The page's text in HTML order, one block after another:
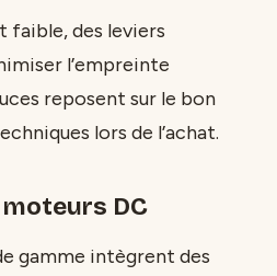
faible, des leviers
l’empreinte
reposent sur le bon
lors de l’achat.
DC
gamme intègrent des